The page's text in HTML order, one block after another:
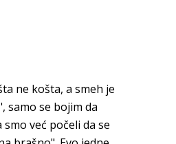
ne košta, a smeh je
samo se bojim da
već počeli da se